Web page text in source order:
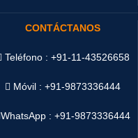
CONTÁCTANOS
Teléfono : +91-11-43526658
Móvil : +91-9873336444
WhatsApp :+91-9873336444